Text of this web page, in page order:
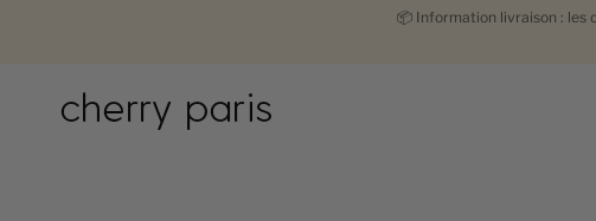
📦 Information livraison : les